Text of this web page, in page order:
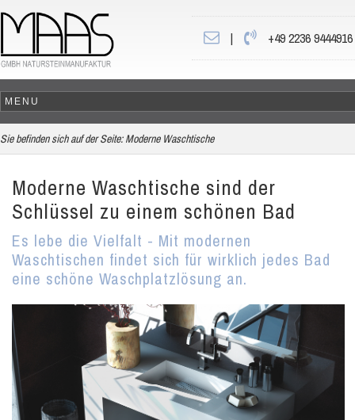
| +49 2236 9444916
Sie befinden sich auf der Seite: Moderne Waschtische
Moderne Waschtische sind der
Schlüssel zu einem schönen Bad
Es lebe die Vielfalt - Mit modernen
Waschtischen findet sich für wirklich jedes Bad
eine schöne Waschplatzlösung an.